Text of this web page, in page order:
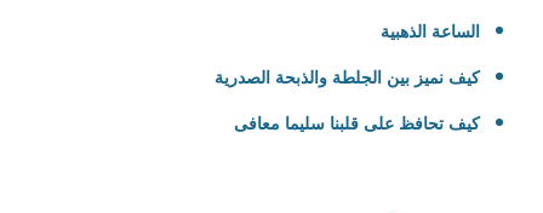
الساعة الذهبية
كيف نميز بين الجلطة والذبحة الصدرية
كيف تحافظ على قلبنا سليما معافى